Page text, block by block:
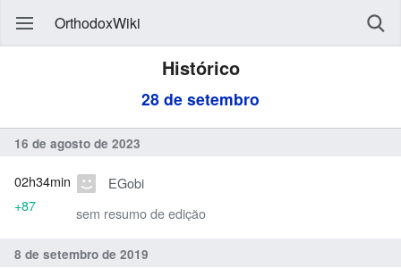
OrthodoxWiki
Histórico
28 de setembro
16 de agosto de 2023
EGobi
sem resumo de edição
02h34min
+87
8 de setembro de 2019